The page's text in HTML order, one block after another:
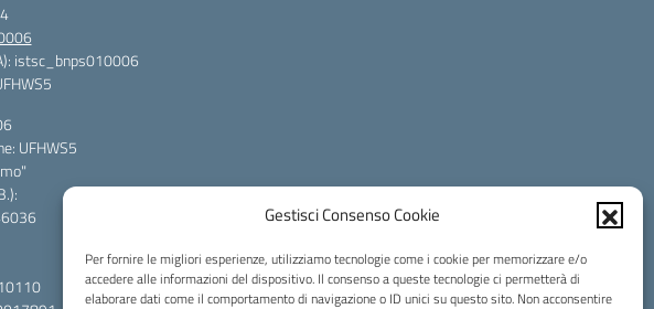
Gestisci Consenso Cookie
Per fornire le migliori esperienze, utilizziamo tecnologie come i cookie per memorizzare e/o
accedere alle informazioni del dispositivo. Il consenso a queste tecnologie ci permetterà di
elaborare dati come il comportamento di navigazione o ID unici su questo sito. Non acconsentire
istsc_bnps010006
UFHWS5